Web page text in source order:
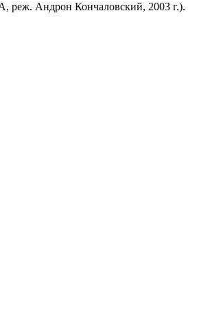
реж. Андрон Кончаловский, 2003 г.).